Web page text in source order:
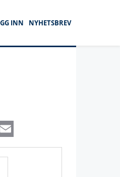
INN
NYHETSBREV